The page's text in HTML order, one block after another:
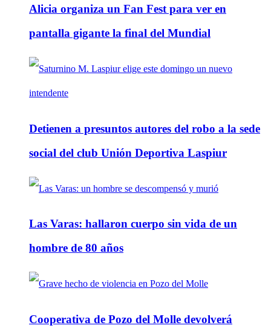
Alicia organiza un Fan Fest para ver en
pantalla gigante la final del Mundial
Detienen a presuntos autores del robo a la sede
social del club Unión Deportiva Laspiur
Las Varas: hallaron cuerpo sin vida de un
hombre de 80 años
Cooperativa de Pozo del Molle devolverá